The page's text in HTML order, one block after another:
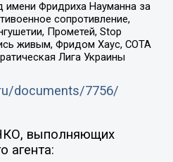
Фридриха Науманна за
сопротивление,
Прометей, Stop
живым, Фридом Хаус, СОТА
Лига Украины
documents/7756/
выполняющих
агента: